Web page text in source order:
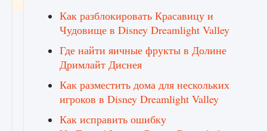
Как разблокировать Красавицу и
Чудовище в Disney Dreamlight Valley
Где найти яичные фрукты в Долине
Дримлайт Диснея
Как разместить дома для нескольких
игроков в Disney Dreamlight Valley
Как исправить ошибку